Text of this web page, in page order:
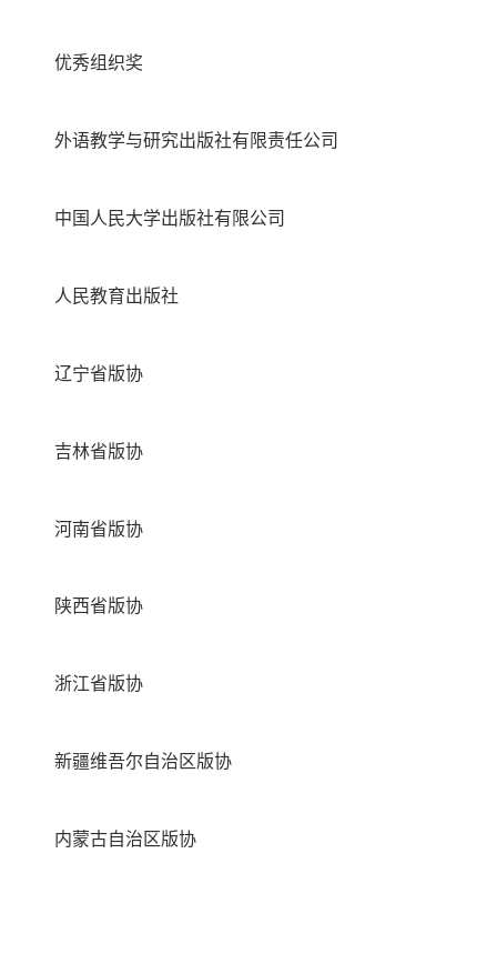
优秀组织奖
外语教学与研究出版社有限责任公司
中国人民大学出版社有限公司
人民教育出版社
辽宁省版协
吉林省版协
河南省版协
陕西省版协
浙江省版协
新疆维吾尔自治区版协
内蒙古自治区版协